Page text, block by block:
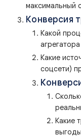
максимальный
Конверсия
Какой
Какие
соцсети)
Какие